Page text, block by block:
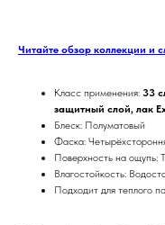
Читайте обзор коллекции и
Класс применения: 33
защитный слой, лак
Блеск: Полуматовый
Фаска:
Поверхность на ощупь:
Влагостойкость:
Подходит для теплого